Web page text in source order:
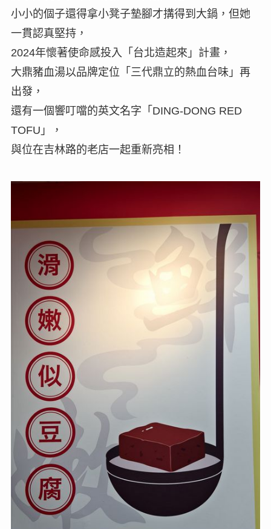
小小的個子還得拿小凳子墊腳才搆得到大鍋，但她
一貫認真堅持，
2024年懷著使命感投入「台北造起來」計畫，
大鼎豬血湯以品牌定位「三代鼎立的熱血台味」再
出發，
還有一個響叮噹的英文名字「DING-DONG RED
TOFU」，
與位在吉林路的老店一起重新亮相！